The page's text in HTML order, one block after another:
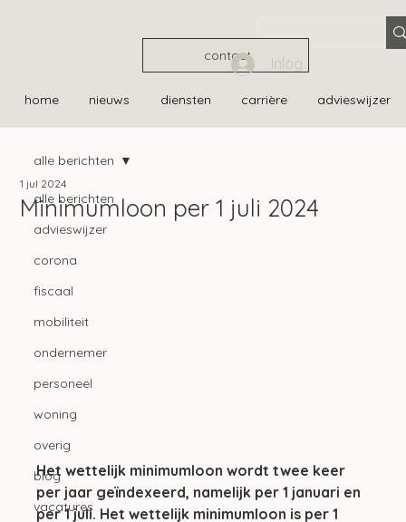
contact
home nieuws diensten carrière advieswijzer
Inloggen
alle berichten
advieswijzer
corona
fiscaal
mobiliteit
ondernemer
personeel
woning
overig
blog
vacatures
alle berichten
Minimumloon per 1 juli 2024
1 jul 2024
Het wettelijk minimumloon wordt twee keer
per jaar geïndexeerd, namelijk per 1 januari en
per 1 juli. Het wettelijk minimumloon is per 1